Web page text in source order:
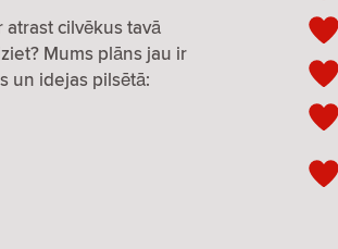
cilvēkus tavā
Mums plāns jau ir
un idejas pilsētā: